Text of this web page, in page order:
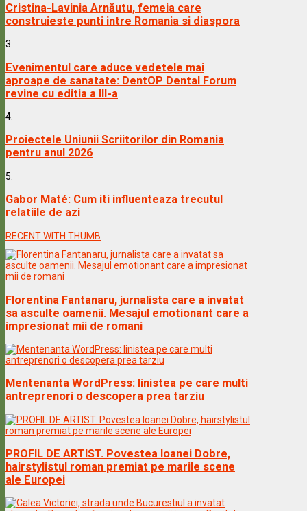
Cristina-Lavinia Arnăutu, femeia care
construieste punti intre Romania si diaspora
3.
Evenimentul care aduce vedetele mai
aproape de sanatate: DentOP Dental Forum
revine cu editia a III-a
4.
Proiectele Uniunii Scriitorilor din Romania
pentru anul 2026
5.
Gabor Maté: Cum iti influenteaza trecutul
relatiile de azi
RECENT WITH THUMB
Florentina Fantanaru, jurnalista care a invatat
sa asculte oamenii. Mesajul emotionant care a
impresionat mii de romani
Mentenanta WordPress: linistea pe care multi
antreprenori o descopera prea tarziu
PROFIL DE ARTIST. Povestea Ioanei Dobre,
hairstylistul roman premiat pe marile scene
ale Europei